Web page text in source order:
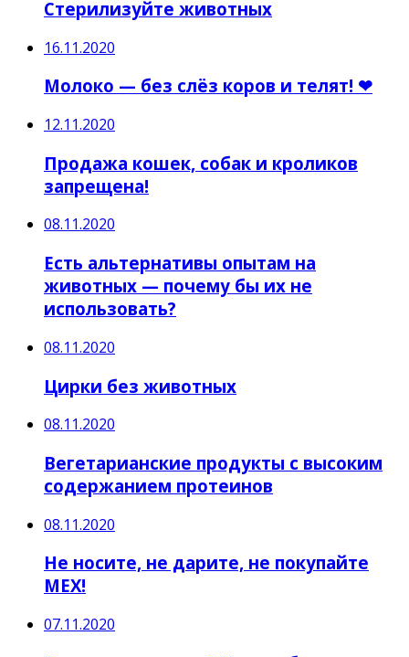
Стерилизуйте животных
16.11.2020
Молоко — без слёз коров и телят! ❤
12.11.2020
Продажа кошек, собак и кроликов
запрещена!
08.11.2020
Есть альтернативы опытам на
животных — почему бы их не
использовать?
08.11.2020
Цирки без животных
08.11.2020
Вегетарианские продукты с высоким
содержанием протеинов
08.11.2020
Не носите, не дарите, не покупайте
МЕХ!
07.11.2020